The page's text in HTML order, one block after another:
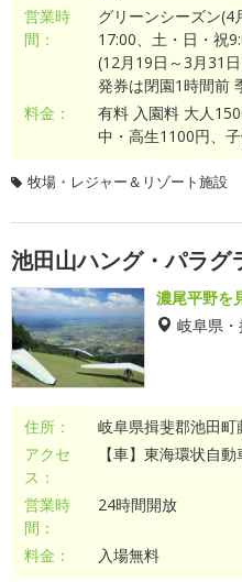
営業時
間：
グリーンシーズン(4
17:00、土・日・祝
(12月19日～3月31
発券は閉園1時間前
料金：
有料 入園料 大人
中・高生1100円、
牧場・レジャー＆リゾート施設
池田山ハング・パラグ
濃尾平野を
岐阜県
住所：
岐阜県揖斐郡池田町
アクセ
ス：
【車】東海環状自
営業時
間：
24時間開放
料金： 入場無料